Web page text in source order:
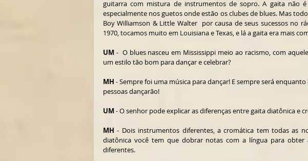
guitarra com mistura de instrumentos de sopro. A gaita não
especialmente nos guetos onde estão os clubes de blues. Mas
Boy Williamson & Little Walter  por causa de seus sucessos no
1970, tocamos muito em Louisiana e Texas, e lá a gaita era mais
UM -  O blues nasceu em Mississippi meio ao racismo, com
um estilo tão bom para dançar e celebrar?
MH - Sempre foi uma música para dançar! E sempre será
pessoas dançarão!
UM - O senhor pode explicar as diferenças entre gaita diatônica e
MH - Dois instrumentos diferentes, a cromática tem todas as
diatônica você tem que dobrar notas com a língua para
diferentes.